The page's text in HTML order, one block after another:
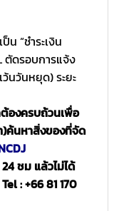
“ชำระเงิน
ตัดรอบการแจ้ง
นวันหยุด) ระยะ
องครบถ้วนเพื่อ
ค้นหาสิ่งของที่จัด
ชม แล้วไม่ได้
: +66 81 170